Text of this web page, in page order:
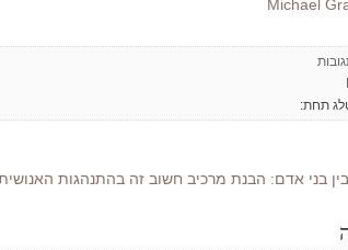
תחת:
בני אדם: הבנת מרכיב חשוב זה בהתנהגות